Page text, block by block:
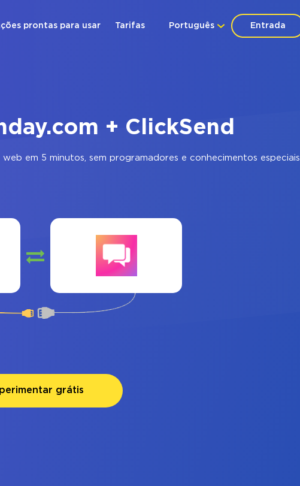
Entrada
Português
prontas para usar Tarifas
+ ClickSend
em 5 minutos, sem programadores e conhecimentos especiais.
grátis